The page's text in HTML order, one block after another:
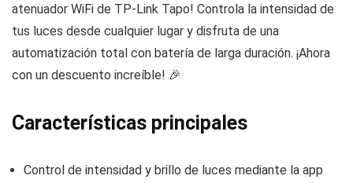
atenuador WiFi de TP-Link Tapo! Controla la intensidad de
tus luces desde cualquier lugar y disfruta de una
automatización total con batería de larga duración. ¡Ahora
con un descuento increíble! 🎉
Características principales
Control de intensidad y brillo de luces mediante la app